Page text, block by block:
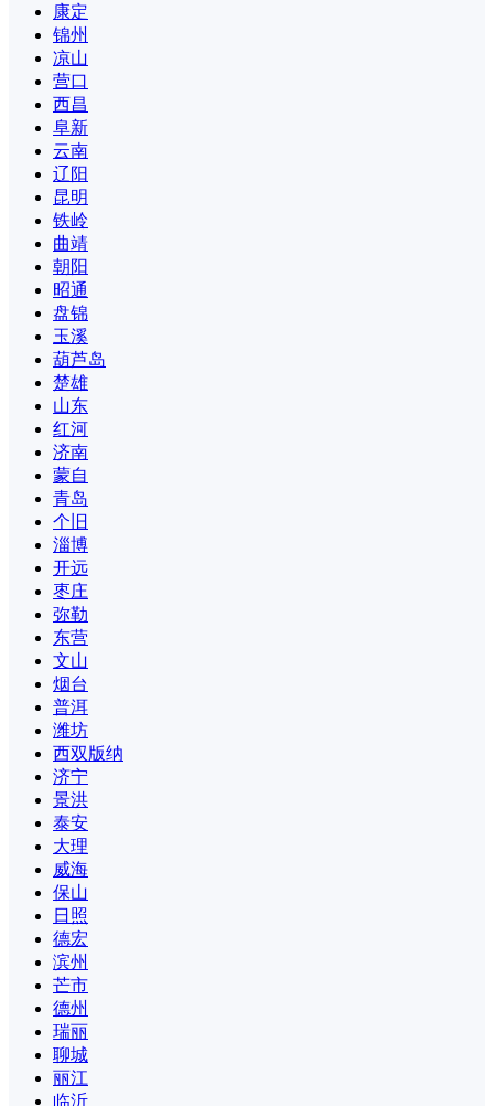
康定
锦州
凉山
营口
西昌
阜新
云南
辽阳
昆明
铁岭
曲靖
朝阳
昭通
盘锦
玉溪
葫芦岛
楚雄
山东
红河
济南
蒙自
青岛
个旧
淄博
开远
枣庄
弥勒
东营
文山
烟台
普洱
潍坊
西双版纳
济宁
景洪
泰安
大理
威海
保山
日照
德宏
滨州
芒市
德州
瑞丽
聊城
丽江
临沂